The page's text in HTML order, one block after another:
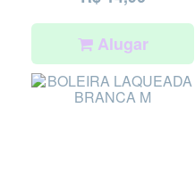
Alugar